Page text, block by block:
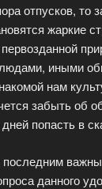
отпусков, то
жаркие
иными
нам
забыть об
попасть в
последним
данного